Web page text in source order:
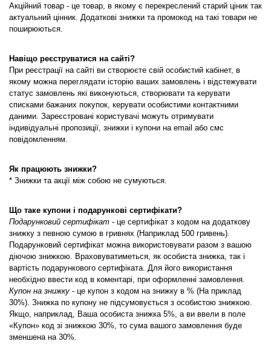
Акційний товар - це товар, в якому є перекреслений старий ціник так
актуальний цінник. Додаткові знижки та промокод на такі товари не
поширюються.
Навіщо реєструватися на сайті?
При реєстрації на сайті ви створюєте свій особистий кабінет, в
якому можна переглядати історію ваших замовлень і відстежувати
статус замовлень які виконуються, створювати та керувати
списками бажаних покупок, керувати особистими контактними
даними. Зареєстровані користувачі можуть отримувати
індивідуальні пропозиції, знижки і купони на email або смс
повідомленням.
Як працюють знижки?
* Знижки та акції між собою не сумуються.
Що таке купони і подарункові сертифікати?
Подарунковий сертифікат - це сертифікат з кодом на додаткову
знижку з певною сумою в гривнях (Наприклад 500 гривень).
Подарунковий сертифікат можна використовувати разом з вашою
діючою знижкою. Враховуватиметься, як особиста знижка, так і
вартість подарункового сертифіката. Для його використання
необхідно ввести код в коментарі, при оформленні замовлення.
Купон на знижку - це купон з кодом на знижку в % (На приклад
30%). Знижка по купону не підсумовується з особистою знижкою.
Якщо, наприклад, Ваша особиста знижка 5%, а ви ввели в поле
«Купон» код зі знижкою 30%, то сума вашого замовлення буде
зменшена на 30%.